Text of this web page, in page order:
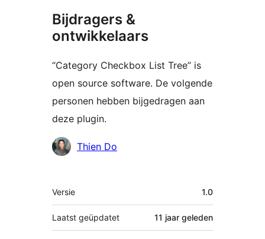
Bijdragers &
ontwikkelaars
“Category Checkbox List Tree” is
open source software. De volgende
personen hebben bijgedragen aan
deze plugin.
BijdragersThien Do
Meta
Versie 1.0
Laatst geüpdatet 11 jaar geleden